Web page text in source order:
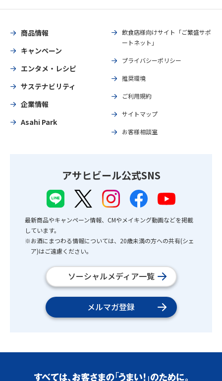
商品情報
キャンペーン
エンタメ・レシピ
サステナビリティ
企業情報
Asahi Park
飲食店様向けサイト「ご繁盛サポ
ートネット」
プライバシーポリシー
推奨環境
ご利用規約
サイトマップ
お客様相談室
アサヒビール公式SNS
最新商品やキャンペーン情報、CMやメイキング動画などを掲載
しています。
※お酒にまつわる情報については、20歳未満の方への共有(シェ
ア)はご遠慮ください。
ソーシャルメディア一覧
メルマガ登録